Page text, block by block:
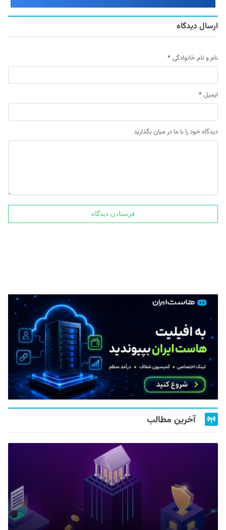
ارسال دیدگاه
نام و نام خانوادگی *
ایمیل *
دیدگاه خود را با ما در میان بگذارید
آخرین مطالب